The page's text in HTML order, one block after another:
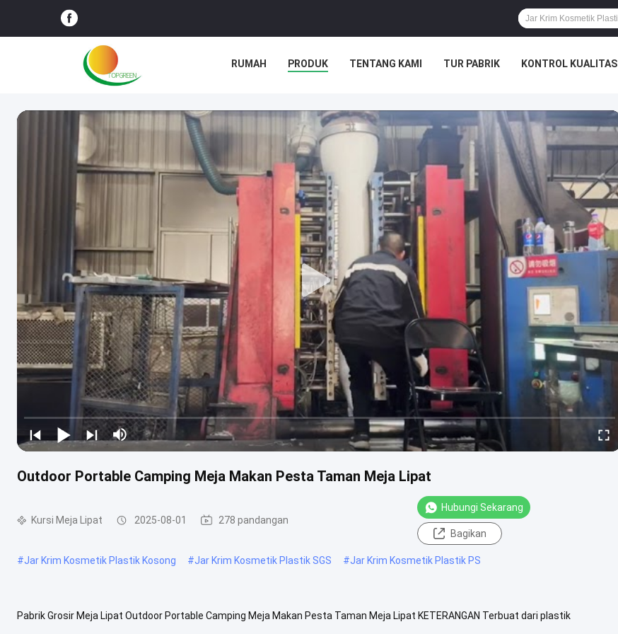
RUMAH PRODUK TENTANG KAMI TUR PABRIK KONTROL KUALITAS
Outdoor Portable Camping Meja Makan Pesta Taman Meja Lipat
Kursi Meja Lipat 2025-08-01 278 pandangan
Hubungi Sekarang
Bagikan
#Jar Krim Kosmetik Plastik Kosong #Jar Krim Kosmetik Plastik SGS #Jar Krim Kosmetik Plastik PS
Pabrik Grosir Meja Lipat Outdoor Portable Camping Meja Makan Pesta Taman Meja Lipat KETERANGAN Terbuat dari plastik